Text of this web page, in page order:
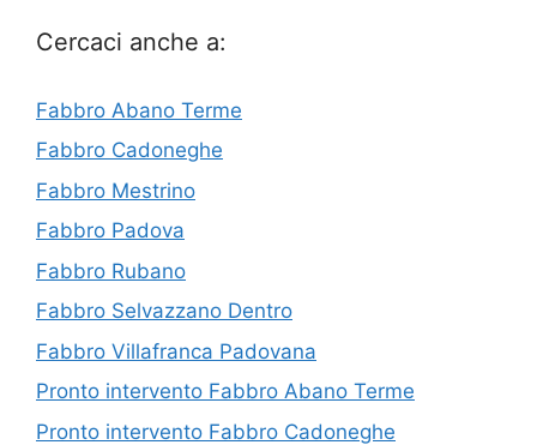
Cercaci anche a:
Fabbro Abano Terme
Fabbro Cadoneghe
Fabbro Mestrino
Fabbro Padova
Fabbro Rubano
Fabbro Selvazzano Dentro
Fabbro Villafranca Padovana
Pronto intervento Fabbro Abano Terme
Pronto intervento Fabbro Cadoneghe